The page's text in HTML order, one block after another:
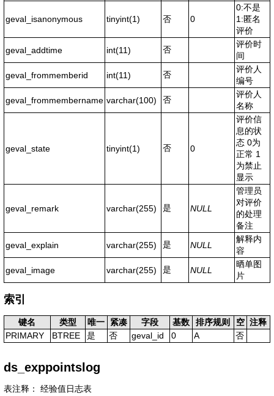
geval_isanonymous tinyint(1) 否 0
0:不是
1:匿名
评价
geval_addtime
int(11) 否
评价时
间
geval_frommemberid
int(11) 否
评价人
编号
geval_frommembername varchar(100) 否
评价人
名称
geval_state tinyint(1) 否 0
评价信
息的状
态 0为
正常 1
为禁止
显示
geval_remark varchar(255) 是 NULL
管理员
对评价
的处理
备注
geval_explain
varchar(255) 是 NULL
解释内
容
geval_image
varchar(255) 是 NULL
晒单图
片
索引
键名 类型 唯一 紧凑 字段 基数 排序规则 空 注释
PRIMARY
BTREE 是 否 geval_id 0 A 否
ds_exppointslog
表注释： 经验值日志表